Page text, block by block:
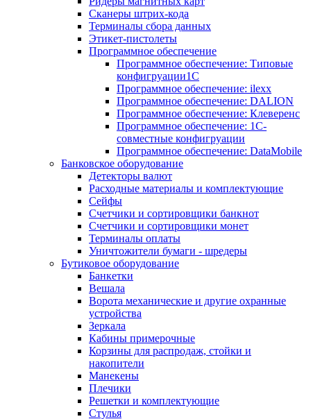
Сканеры штрих-кода
Терминалы сбора данных
Этикет-пистолеты
Программное обеспечение
Программное обеспечение: Типовые
конфигруации1С
Программное обеспечение: ilexx
Программное обеспечение: DALION
Программное обеспечение: Клеверенс
Программное обеспечение: 1С-
совместные конфигруации
Программное обеспечение: DataMobile
Банковское оборудование
Детекторы валют
Расходные материалы и комплектующие
Сейфы
Счетчики и сортировщики банкнот
Счетчики и сортировщики монет
Терминалы оплаты
Уничтожители бумаги - шредеры
Бутиковое оборудование
Банкетки
Вешала
Ворота механические и другие охранные
устройства
Зеркала
Кабины примерочные
Корзины для распродаж, стойки и
накопители
Манекены
Плечики
Решетки и комплектующие
Стулья